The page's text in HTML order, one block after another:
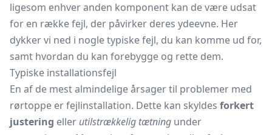
ligesom enhver anden komponent kan de være udsat
for en række fejl, der påvirker deres ydeevne. Her
dykker vi ned i nogle typiske fejl, du kan komme ud for,
samt hvordan du kan forebygge og rette dem.
Typiske installationsfejl
En af de mest almindelige årsager til problemer med
rørtoppe er fejlinstallation. Dette kan skyldes forkert
justering eller utilstrækkelig tætning under